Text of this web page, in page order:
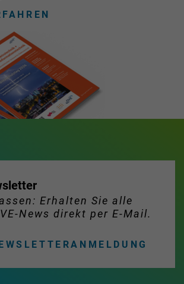
Erhalten Sie alle
News direkt per E-Mail.